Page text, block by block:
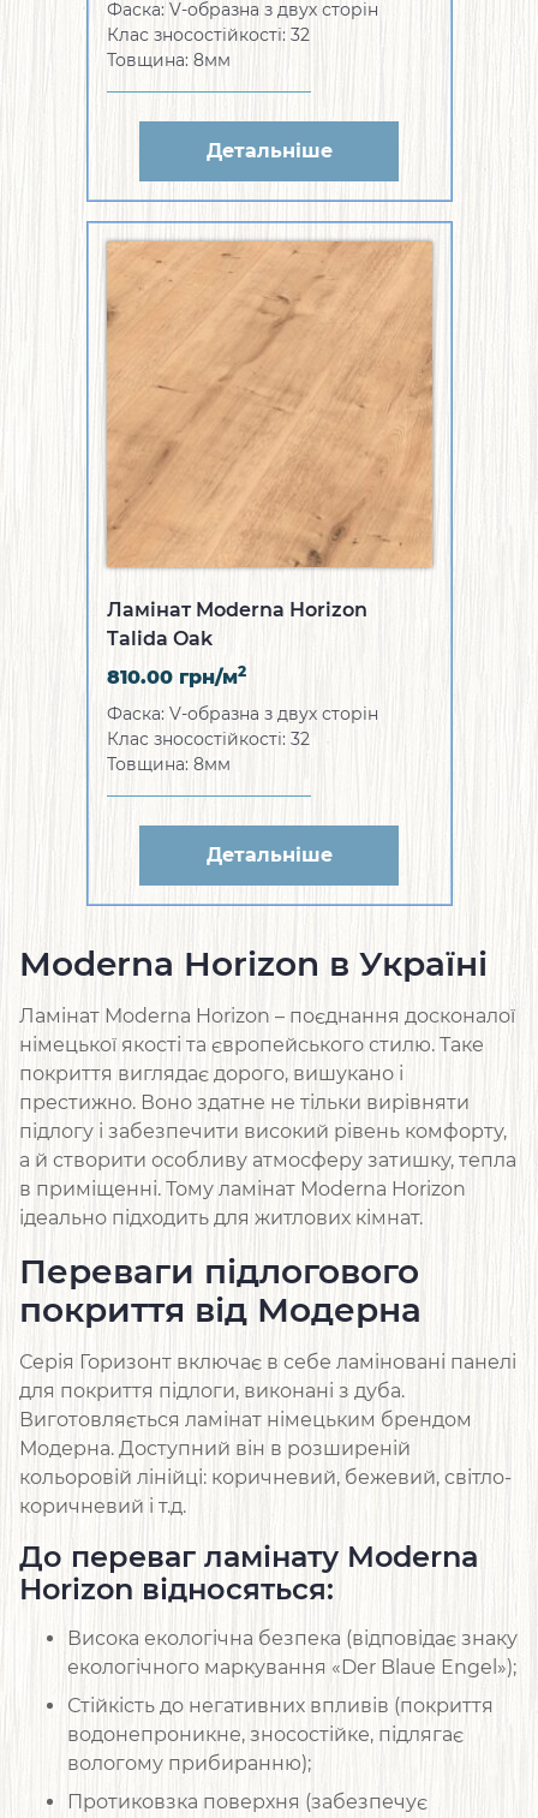
Фаска: V-образна з двух сторін
Клас зносостійкості: 32
Товщина: 8мм
Детальніше
Ламінат Moderna Horizon
Talida Oak
810.00 грн/м2
Фаска: V-образна з двух сторін
Клас зносостійкості: 32
Товщина: 8мм
Детальніше
Moderna Horizon в Україні
Ламінат Moderna Horizon – поєднання досконалої
німецької якості та європейського стилю. Таке
покриття виглядає дорого, вишукано і
престижно. Воно здатне не тільки вирівняти
підлогу і забезпечити високий рівень комфорту,
а й створити особливу атмосферу затишку, тепла
в приміщенні. Тому ламінат Moderna Horizon
ідеально підходить для житлових кімнат.
Переваги підлогового
покриття від Модерна
Серія Горизонт включає в себе ламіновані панелі
для покриття підлоги, виконані з дуба.
Виготовляється ламінат німецьким брендом
Модерна. Доступний він в розширеній
кольоровій лінійці: коричневий, бежевий, світло-
коричневий і т.д.
До переваг ламінату Moderna
Horizon відносяться:
Висока екологічна безпека (відповідає знаку
екологічного маркування «Der Blaue Engel»);
Стійкість до негативних впливів (покриття
водонепроникне, зносостійке, підлягає
вологому прибиранню);
Протиковзка поверхня (забезпечує